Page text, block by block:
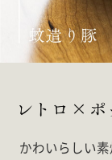
かわいらしい